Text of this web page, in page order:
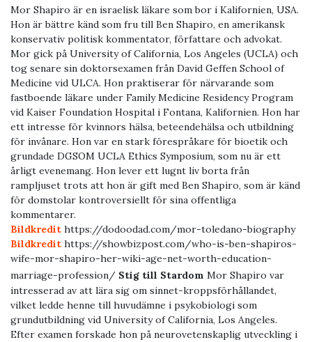
Mor Shapiro är en israelisk läkare som bor i Kalifornien, USA.
Hon är bättre känd som fru till Ben Shapiro, en amerikansk
konservativ politisk kommentator, författare och advokat.
Mor gick på University of California, Los Angeles (UCLA) och
tog senare sin doktorsexamen från David Geffen School of
Medicine vid ULCA. Hon praktiserar för närvarande som
fastboende läkare under Family Medicine Residency Program
vid Kaiser Foundation Hospital i Fontana, Kalifornien. Hon har
ett intresse för kvinnors hälsa, beteendehälsa och utbildning
för invånare. Hon var en stark förespråkare för bioetik och
grundade DGSOM UCLA Ethics Symposium, som nu är ett
årligt evenemang. Hon lever ett lugnt liv borta från
rampljuset trots att hon är gift med Ben Shapiro, som är känd
för domstolar kontroversiellt för sina offentliga
kommentarer.
Bildkredit https://dodoodad.com/mor-toledano-biography
Bildkredit https://showbizpost.com/who-is-ben-shapiros-
wife-mor-shapiro-her-wiki-age-net-worth-education-
marriage-profession/ Tidigare
Nästa
Stig till Stardom Mor Shapiro var
intresserad av att lära sig om sinnet-kroppsförhållandet,
vilket ledde henne till huvudämne i psykobiologi som
grundutbildning vid University of California, Los Angeles.
Efter examen forskade hon på neurovetenskaplig utveckling i